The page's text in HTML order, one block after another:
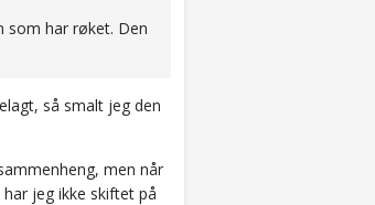
som har røket. Den
så smalt jeg den
men når
jeg ikke skiftet på